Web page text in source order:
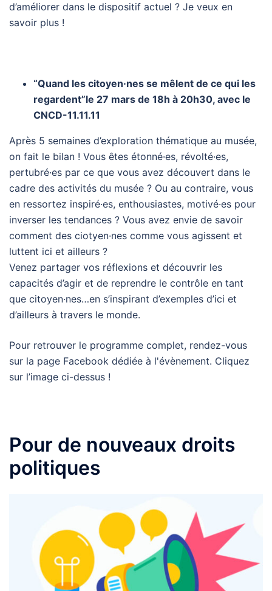
d’améliorer dans le dispositif actuel ? Je veux en
savoir plus !
“Quand les citoyen·nes se mêlent de ce qui les
regardent”le 27 mars de 18h à 20h30, avec le
CNCD-11.11.11
Après 5 semaines d’exploration thématique au musée,
on fait le bilan ! Vous êtes étonné·es, révolté·es,
pertubré·es par ce que vous avez découvert dans le
cadre des activités du musée ? Ou au contraire, vous
en ressortez inspiré·es, enthousiastes, motivé·es pour
inverser les tendances ? Vous avez envie de savoir
comment des ciotyen·nes comme vous agissent et
luttent ici et ailleurs ?
Venez partager vos réflexions et découvrir les
capacités d’agir et de reprendre le contrôle en tant
que citoyen·nes…en s’inspirant d’exemples d’ici et
d’ailleurs à travers le monde.
Pour retrouver le programme complet, rendez-vous
sur la page Facebook dédiée à l'évènement. Cliquez
sur l’image ci-dessus !
Pour de nouveaux droits
politiques